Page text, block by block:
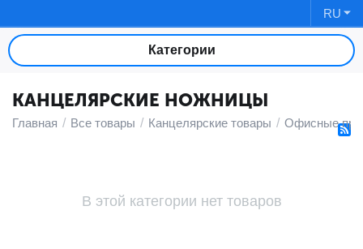
RU
Категории
КАНЦЕЛЯРСКИЕ НОЖНИЦЫ
Главная / Все товары / Канцелярские товары / Офисные
В этой категории нет товаров